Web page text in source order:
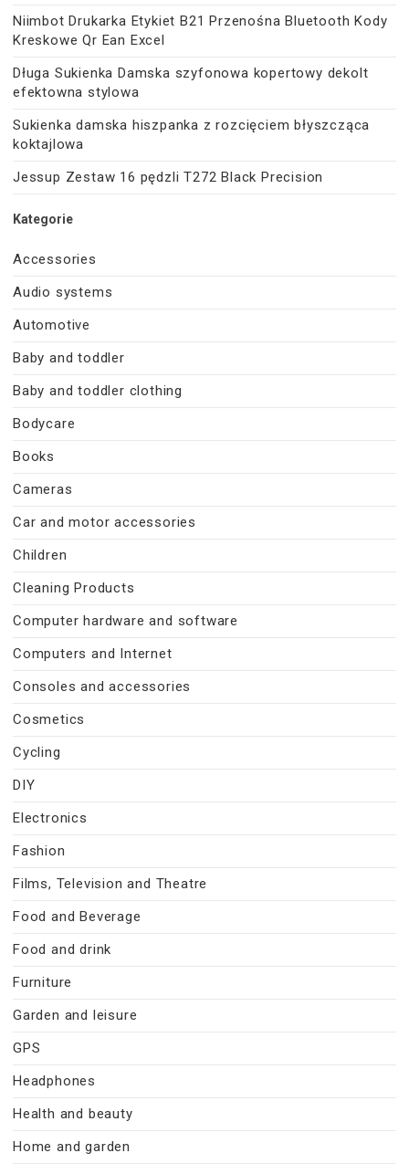
Niimbot Drukarka Etykiet B21 Przenośna Bluetooth Kody
Kreskowe Qr Ean Excel
Długa Sukienka Damska szyfonowa kopertowy dekolt
efektowna stylowa
Sukienka damska hiszpanka z rozcięciem błyszcząca
koktajlowa
Jessup Zestaw 16 pędzli T272 Black Precision
Kategorie
Accessories
Audio systems
Automotive
Baby and toddler
Baby and toddler clothing
Bodycare
Books
Cameras
Car and motor accessories
Children
Cleaning Products
Computer hardware and software
Computers and Internet
Consoles and accessories
Cosmetics
Cycling
DIY
Electronics
Fashion
Films, Television and Theatre
Food and Beverage
Food and drink
Furniture
Garden and leisure
GPS
Headphones
Health and beauty
Home and garden